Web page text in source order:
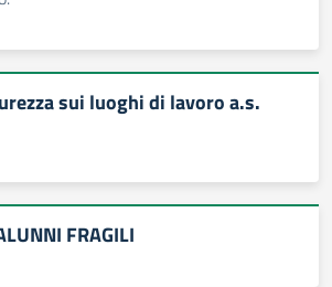
sui luoghi di lavoro a.s.
FRAGILI